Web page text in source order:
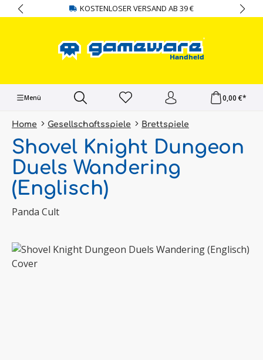
springen KOSTENLOSER VERSAND AB 39 €
Menü 0,00 €*
Home Gesellschaftsspiele Brettspiele
Shovel Knight Dungeon
Duels Wandering
(Englisch)
Panda Cult
Bildergalerie überspringen